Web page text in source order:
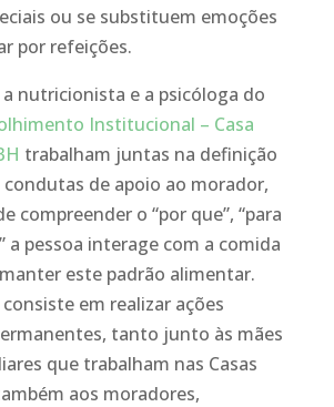
ou se substituem emoções
por refeições.
nutricionista e a psicóloga do
Institucional – Casa
trabalham juntas na definição
de apoio ao morador,
compreender o “por que”, “para
a pessoa interage com a comida
este padrão alimentar.
em realizar ações
tanto junto às mães
que trabalham nas Casas
aos moradores,